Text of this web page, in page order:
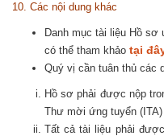
10. Các nội dung khác
Danh mục tài liệu Hồ sơ
có thể tham khảo tại
Quý vị cần tuân thủ các
Hồ sơ phải được nộp
Thư mời ứng tuyển (ITA)
Tất cả tài liệu phải